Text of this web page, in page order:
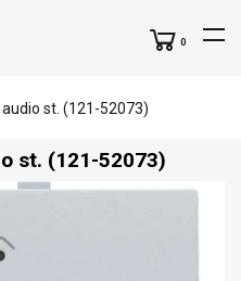
0
st. (121-52073)
st. (121-52073)